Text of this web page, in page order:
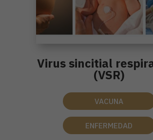
Virus sincitial
(VSR)
VACUNA
ENFERMEDAD